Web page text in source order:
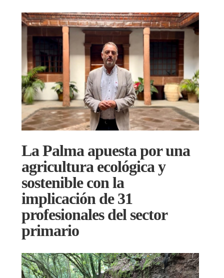
La Palma apuesta por una
agricultura ecológica y
sostenible con la
implicación de 31
profesionales del sector
primario